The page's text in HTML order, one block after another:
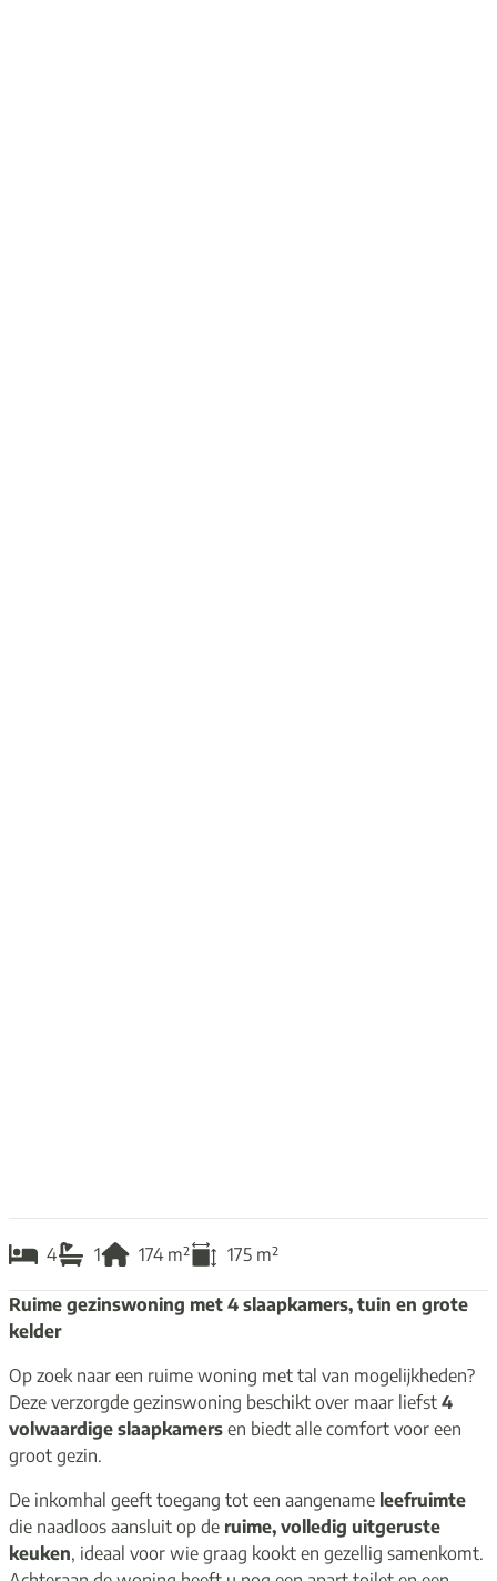
4 1 174 m² 175 m²
Ruime gezinswoning met 4 slaapkamers, tuin en grote
kelder
Op zoek naar een ruime woning met tal van mogelijkheden?
Deze verzorgde gezinswoning beschikt over maar liefst 4
volwaardige slaapkamers en biedt alle comfort voor een
groot gezin.
De inkomhal geeft toegang tot een aangename leefruimte
die naadloos aansluit op de ruime, volledig uitgeruste
keuken, ideaal voor wie graag kookt en gezellig samenkomt.